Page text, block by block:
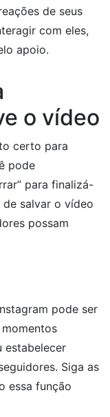
de seus
com eles,
apoio.
o vídeo
certo para
pode
para finalizá-
salvar o vídeo
possam
pode ser
estabelecer
Siga as
essa função